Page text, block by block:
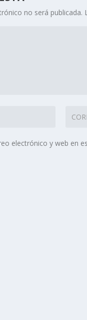
no será publicada.
electrónico y web en